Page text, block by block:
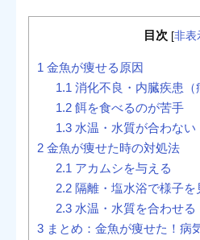
目次 [非表
1 金魚が痩せる原因
1.1 消化不良・内臓疾患（
1.2餌を食べるのが苦手
1.3水温・水質が合わない
2 金魚が痩せた時の対処法
2.1 アカムシを与える
2.2隔離・塩水浴で様子を
2.3水温・水質を合わせる
3 まとめ：金魚が痩せた！病